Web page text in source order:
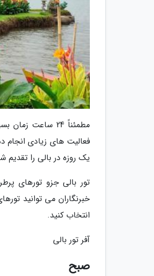
مطمئناً 24 ساعت
فعالیت های زیادی انجام
یک روزه در بالی را تقدیم شما نموده ایم تا ببینید که در
تور بالی جزو تورهای
خبرنگاران می توانید
انتخاب کنید.
آفر تور بالی
صبح